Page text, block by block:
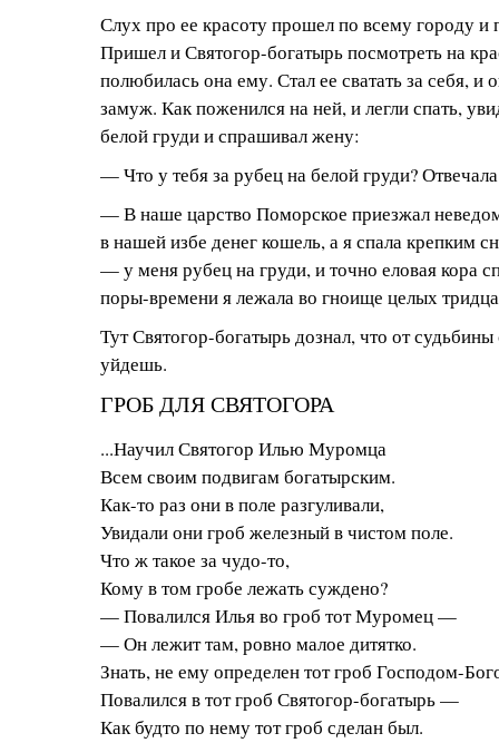
Слух про ее красоту прошел по всему городу и
Пришел и Святогор-богатырь посмотреть на
полюбилась она ему. Стал ее сватать за себя, и
замуж. Как поженился на ней, и легли спать,
белой груди и спрашивал жену:
— Что у тебя за рубец на белой груди?
— В наше царство Поморское приезжал
в нашей избе денег кошель, а я спала крепким
— у меня рубец на груди, и точно еловая кора
поры-времени я лежала во гноище целых
Тут Святогор-богатырь дознал, что от
уйдешь.
ГРОБ ДЛЯ СВЯТОГОРА
...Научил Святогор Илью Муромца
Всем своим подвигам богатырским.
Как-то раз они в поле разгуливали,
Увидали они гроб железный в чистом поле.
Что ж такое за чудо-то,
Кому в том гробе лежать суждено?
— Повалился Илья во гроб тот Муромец —
— Он лежит там, ровно малое дитятко.
Знать, не ему определен тот гроб Господом-
Повалился в тот гроб Святогор-богатырь —
Как будто по нему тот гроб сделан был.